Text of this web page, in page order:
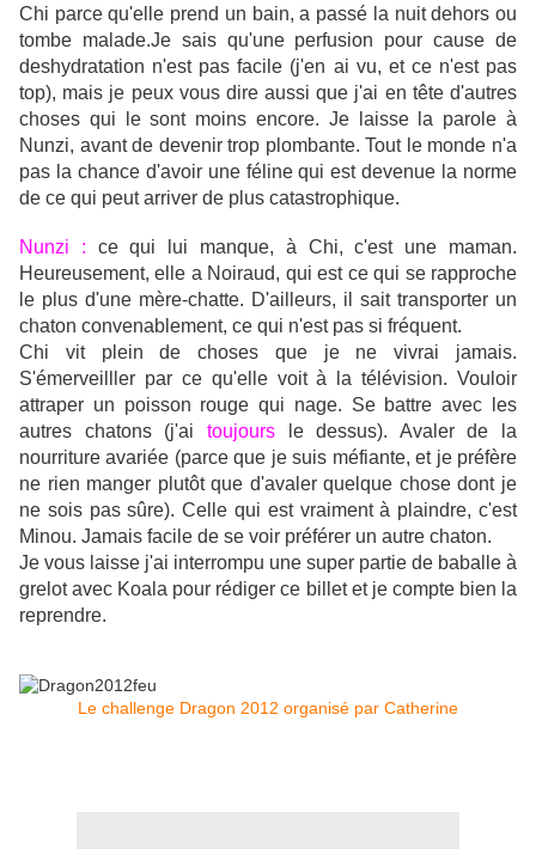
Chi parce qu'elle prend un bain, a passé la nuit dehors ou
tombe malade.Je sais qu'une perfusion pour cause de
deshydratation n'est pas facile (j'en ai vu, et ce n'est pas
top), mais je peux vous dire aussi que j'ai en tête d'autres
choses qui le sont moins encore. Je laisse la parole à
Nunzi, avant de devenir trop plombante. Tout le monde n'a
pas la chance d'avoir une féline qui est devenue la norme
de ce qui peut arriver de plus catastrophique.
Nunzi : ce qui lui manque, à Chi, c'est une maman.
Heureusement, elle a Noiraud, qui est ce qui se rapproche
le plus d'une mère-chatte. D'ailleurs, il sait transporter un
chaton convenablement, ce qui n'est pas si fréquent.
Chi vit plein de choses que je ne vivrai jamais.
S'émerveilller par ce qu'elle voit à la télévision. Vouloir
attraper un poisson rouge qui nage. Se battre avec les
autres chatons (j'ai toujoursle dessus). Avaler de la
nourriture avariée (parce que je suis méfiante, et je préfère
ne rien manger plutôt que d'avaler quelque chose dont je
ne sois pas sûre). Celle qui est vraiment à plaindre, c'est
Minou. Jamais facile de se voir préférer un autre chaton.
Je vous laisse j'ai interrompu une super partie de baballe à
grelot avec Koala pour rédiger ce billet et je compte bien la
reprendre.
Le challenge Dragon 2012 organisé par Catherine